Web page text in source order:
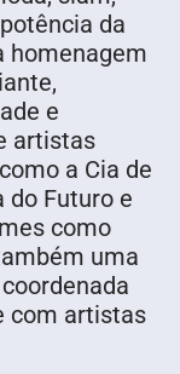
da
homenagem
e
artistas
a Cia de
do Futuro e
como
uma
com artistas